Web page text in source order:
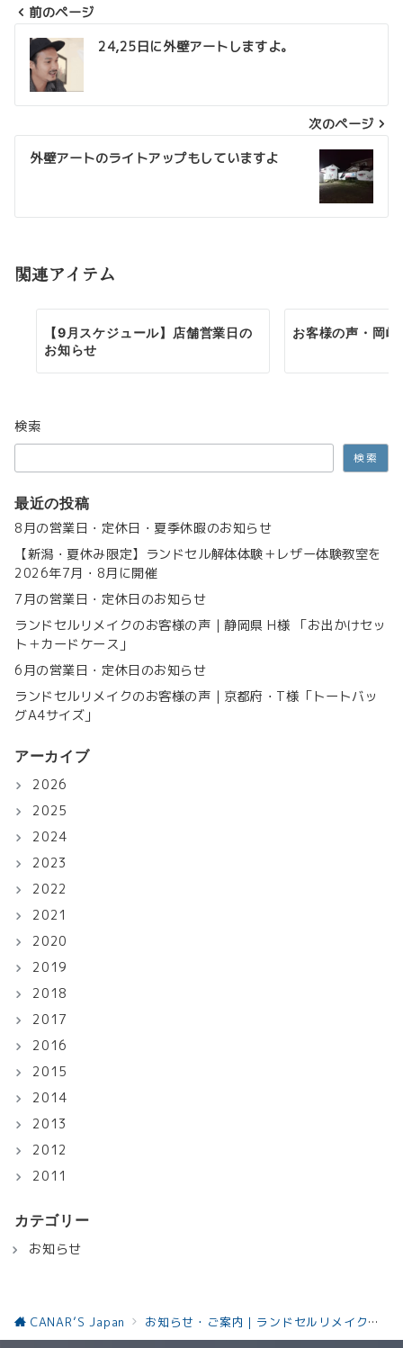
投
稿
ナ
ビ
ゲ
シ
ン
前のページ
24,25日に外壁アートしますよ。
次のページ
外壁アートのライトアップもしていますよ
関連アイテム
【9月スケジュール】店舗営業日の
お知らせ
お客様の声・岡崎
検索
検索
最近の投稿
8月の営業日・定休日・夏季休暇のお知らせ
【新潟・夏休み限定】ランドセル解体体験＋レザー体験教室を
2026年7月・8月に開催
7月の営業日・定休日のお知らせ
ランドセルリメイクのお客様の声｜静岡県 H様 「お出かけセッ
ト＋カードケース」
6月の営業日・定休日のお知らせ
ランドセルリメイクのお客様の声｜京都府・T様「トートバッ
グA4サイズ」
アーカイブ
2026
2025
2024
2023
2022
2021
2020
2019
2018
2017
2016
2015
2014
2013
2012
2011
カテゴリー
お知らせ
CANAR’S Japan お知らせ・ご案内｜ランドセルリメイクと革製品の最新情報お知らせ